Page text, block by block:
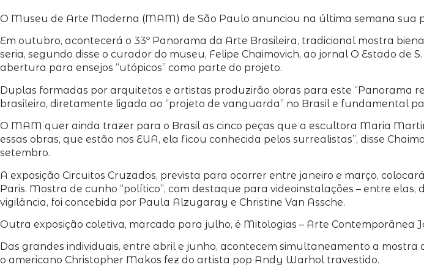
O Museu de Arte Moderna (MAM) de São Paulo anunciou na última semana sua
Em outubro, acontecerá o 33º Panorama da Arte Brasileira, tradicional mostra
seria, segundo disse o curador do museu, Felipe Chaimovich, ao jornal O Estado
abertura para ensejos “utópicos” como parte do projeto.
Duplas formadas por arquitetos e artistas produzirão obras para este “Panorama
brasileiro, diretamente ligada ao “projeto de vanguarda” no Brasil e fundamental
O MAM quer ainda trazer para o Brasil as cinco peças que a escultora Maria
essas obras, que estão nos EUA, ela ficou conhecida pelos surrealistas”, disse
setembro.
A exposição Circuitos Cruzados, prevista para ocorrer entre janeiro e março,
Paris. Mostra de cunho “político”, com destaque para videoinstalações – entre
vigilância, foi concebida por Paula Alzugaray e Christine Van Assche.
Outra exposição coletiva, marcada para julho, é Mitologias – Arte Contemporânea
Das grandes individuais, entre abril e junho, acontecem simultaneamento a
o americano Christopher Makos fez do artista pop Andy Warhol travestido.